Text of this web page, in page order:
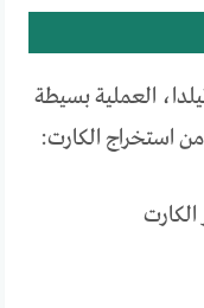
العملية بسيطة
استخراج الكارت: